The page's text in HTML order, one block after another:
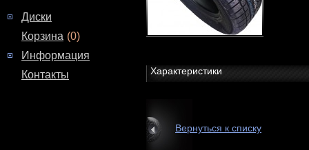
Диски
Корзина (0)
Информация
Контакты
Характеристики
Вернуться к списку